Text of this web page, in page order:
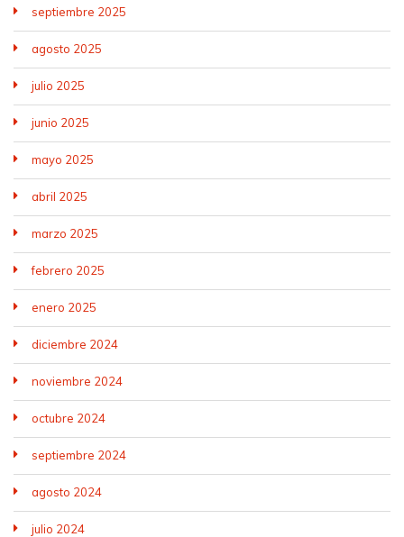
septiembre 2025
agosto 2025
julio 2025
junio 2025
mayo 2025
abril 2025
marzo 2025
febrero 2025
enero 2025
diciembre 2024
noviembre 2024
octubre 2024
septiembre 2024
agosto 2024
julio 2024